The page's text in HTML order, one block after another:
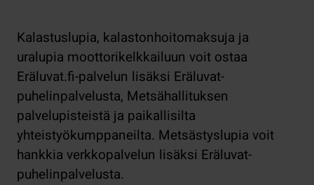
Kalastuslupia, kalastonhoitomaksuja ja
uralupia moottorikelkkailuun voit ostaa
Eräluvat.fi-palvelun lisäksi Eräluvat-
puhelinpalvelusta, Metsähallituksen
palvelupisteistä ja paikallisilta
yhteistyökumppaneilta. Metsästyslupia voit
hankkia verkkopalvelun lisäksi Eräluvat-
puhelinpalvelusta.